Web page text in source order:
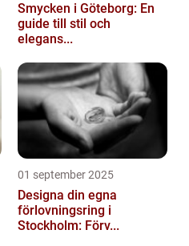
Smycken i Göteborg: En
guide till stil och
elegans...
01 september 2025
Designa din egna
förlovningsring i
Stockholm: Förv...